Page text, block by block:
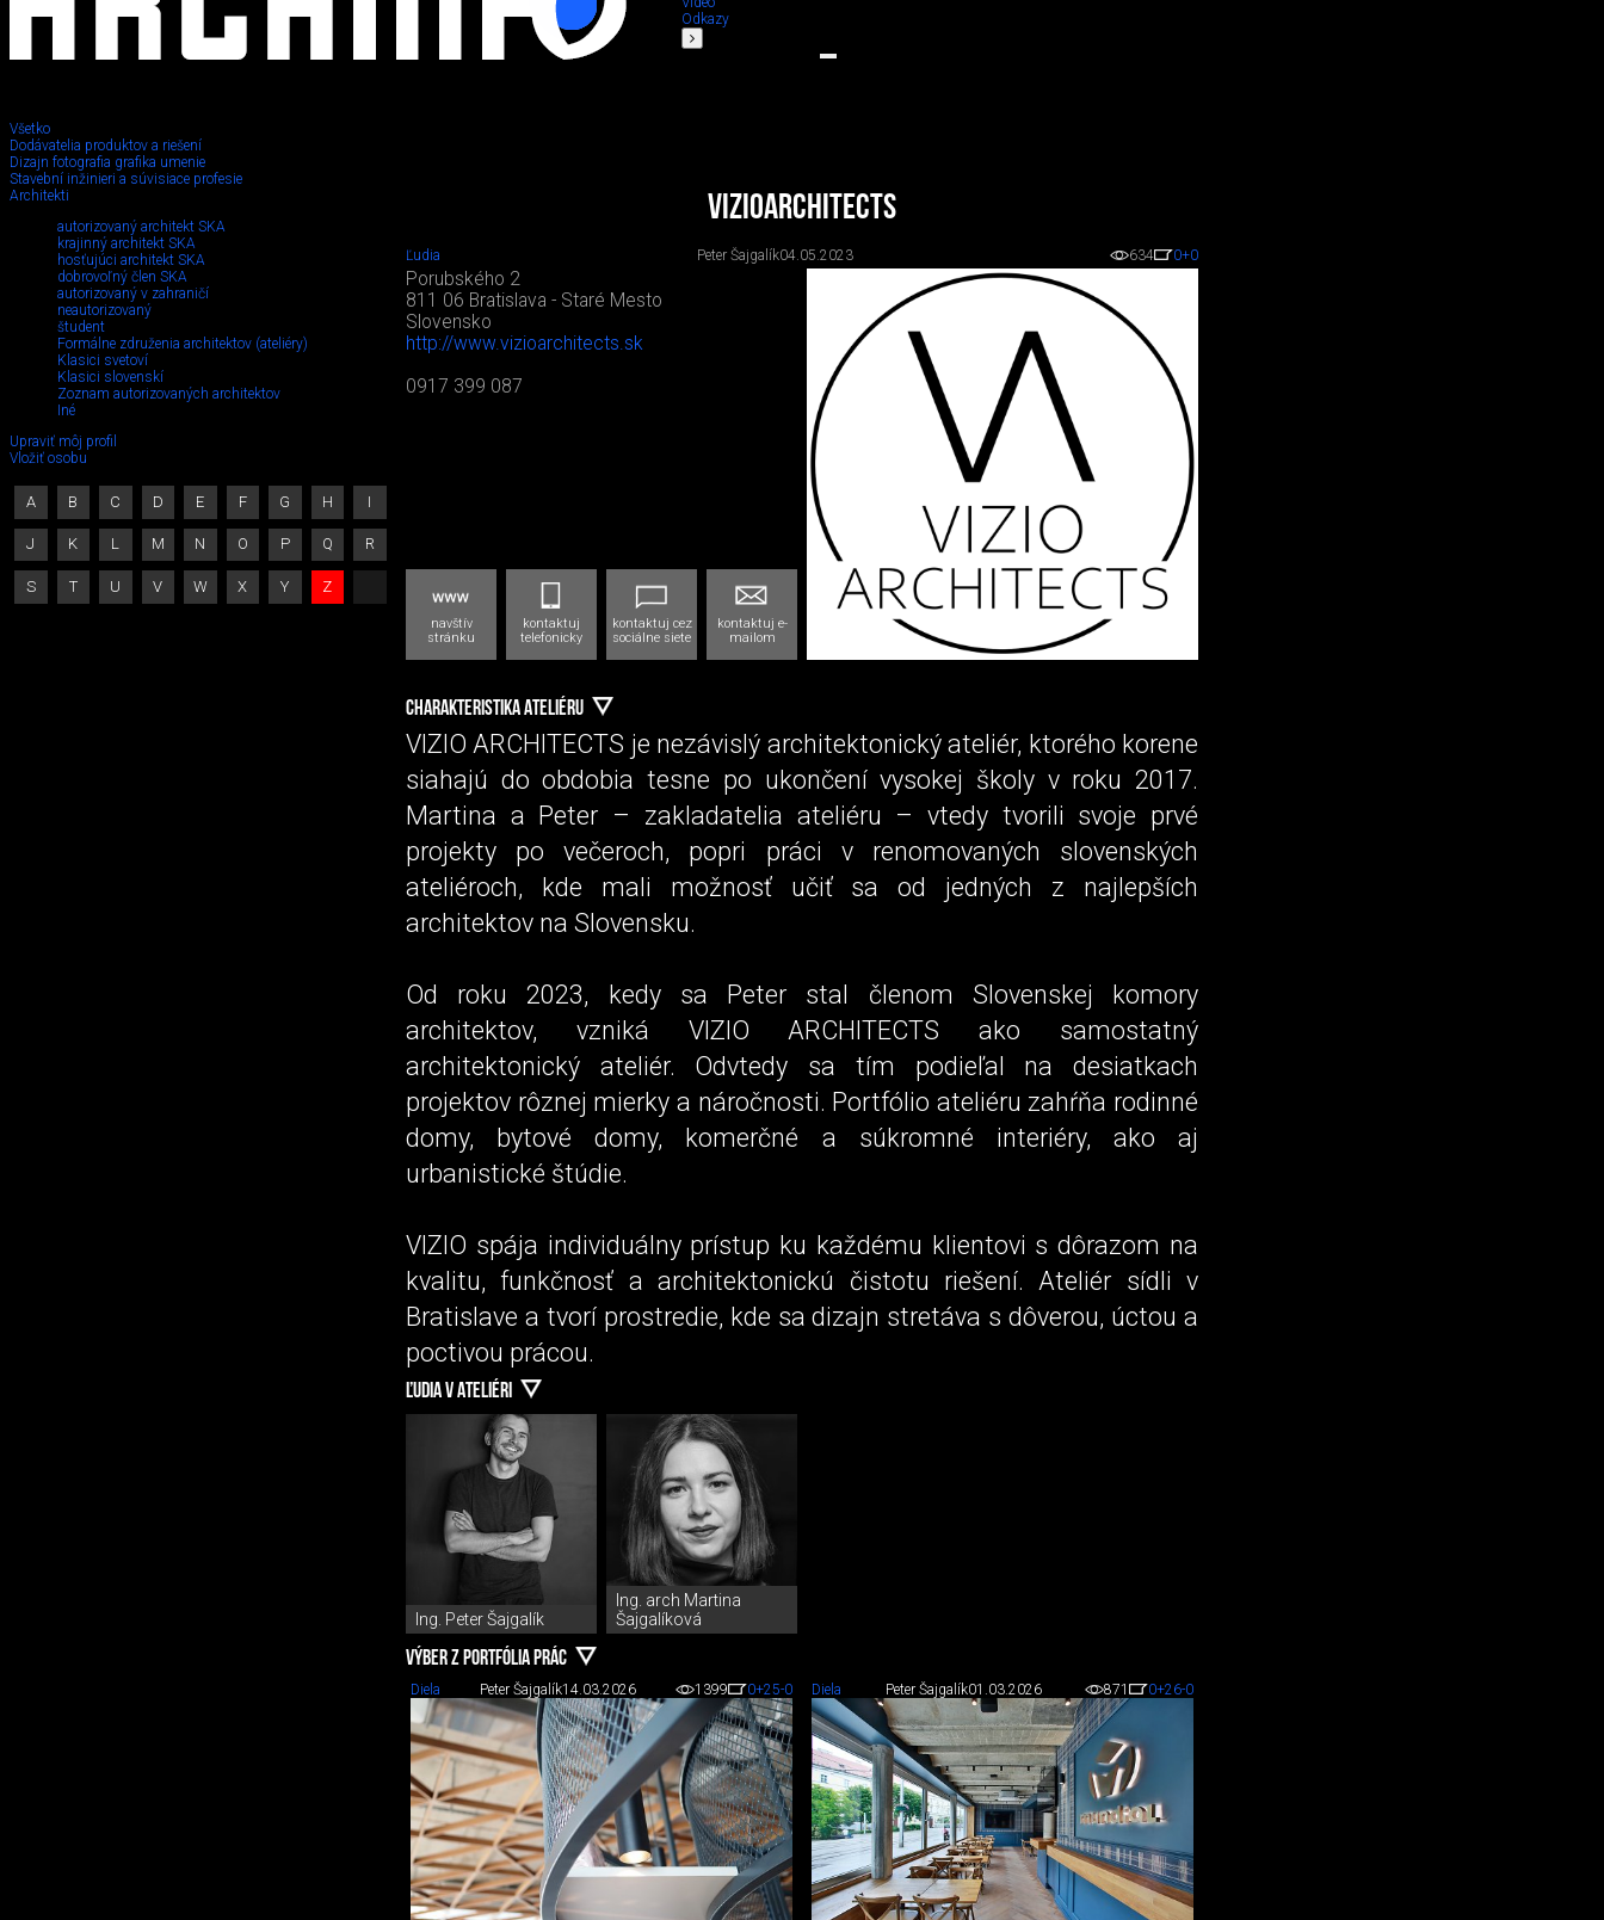
Odkazy
Všetko
Dodávatelia produktov a riešení
Dizajn fotografia grafika umenie
Stavební inžinieri a súvisiace profesie
Architekti
autorizovaný architekt SKA
krajinný architekt SKA
hosťujúci architekt SKA
dobrovoľný člen SKA
autorizovaný v zahraničí
neautorizovaný
študent
Formálne združenia architektov (ateliéry)
Klasici svetoví
Klasici slovenskí
Zoznam autorizovaných architektov
Iné
Upraviť môj profil
Vložiť osobu
A B C D E F G H I
J K L M N O P Q R
S T U V W X Y Z
VIZIOARCHITECTS
Ľudia Peter Šajgalík04.05.2023 634 0+0
Porubského 2
811 06 Bratislava - Staré Mesto
Slovensko
http://www.vizioarchitects.sk
0917 399 087
navštív
stránku
kontaktuj
telefonicky
kontaktuj cez
sociálne siete
kontaktuj e-
mailom
CHARAKTERISTIKA ATELIÉRU
VIZIO ARCHITECTS je nezávislý architektonický ateliér, ktorého korene
siahajú do obdobia tesne po ukončení vysokej školy v roku 2017.
Martina a Peter – zakladatelia ateliéru – vtedy tvorili svoje prvé
projekty po večeroch, popri práci v renomovaných slovenských
ateliéroch, kde mali možnosť učiť sa od jedných z najlepších
architektov na Slovensku.
Od roku 2023, kedy sa Peter stal členom Slovenskej komory
architektov, vzniká VIZIO ARCHITECTS ako samostatný
architektonický ateliér. Odvtedy sa tím podieľal na desiatkach
projektov rôznej mierky a náročnosti. Portfólio ateliéru zahŕňa rodinné
domy, bytové domy, komerčné a súkromné interiéry, ako aj
urbanistické štúdie.
VIZIO spája individuálny prístup ku každému klientovi s dôrazom na
kvalitu, funkčnosť a architektonickú čistotu riešení. Ateliér sídli v
Bratislave a tvorí prostredie, kde sa dizajn stretáva s dôverou, úctou a
poctivou prácou.
ĽUDIA V ATELIÉRI
Ing. Peter Šajgalík
Ing. arch Martina
Šajgalíková
VÝBER Z PORTFÓLIA PRÁC
Diela Peter Šajgalík14.03.2026 1399 0+25-0 Diela Peter Šajgalík01.03.2026 871 0+26-0